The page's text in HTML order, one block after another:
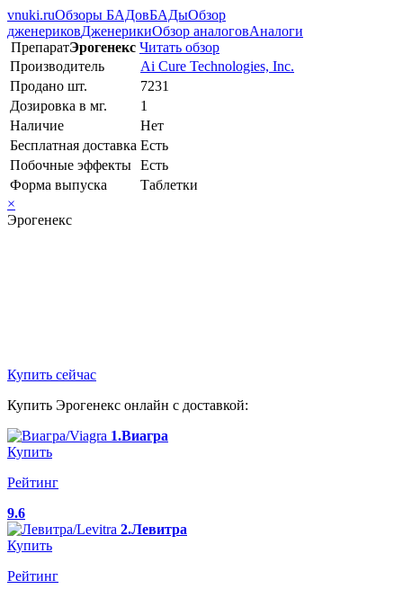
vnuki.ruОбзоры БАДовБАДыОбзор
дженериковДженерикиОбзор аналоговАналоги
ПрепаратЭрогенекс Читать обзор
Производитель
Ai Cure Technologies, Inc.
Продано шт.
7231
Дозировка в мг.
1
Наличие
Нет
Бесплатная доставка Есть
Побочные эффекты Есть
Форма выпуска
Таблетки
×
Эрогенекс
Купить сейчас
Купить Эрогенекс онлайн с доставкой:
1.Виагра
Купить
Рейтинг
9.6
2.Левитра
Купить
Рейтинг